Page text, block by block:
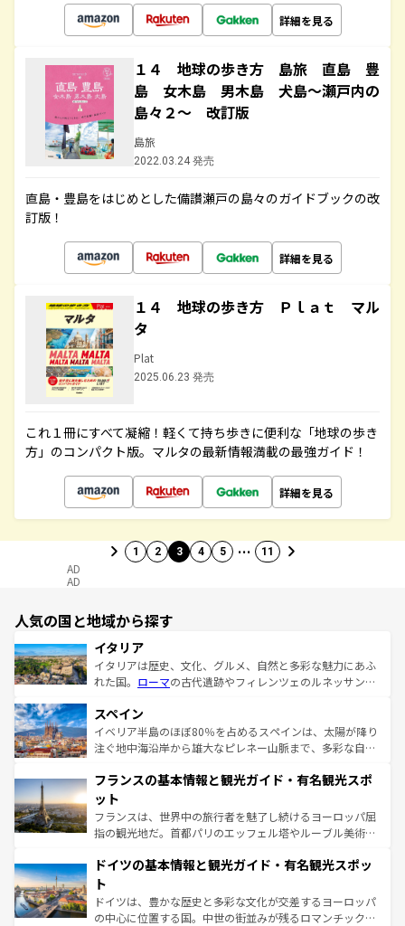
詳細を見る
１４ 地球の歩き方 島旅 直島 豊
島 女木島 男木島 犬島～瀬戸内の
島々２～ 改訂版
島旅
2022.03.24 発売
直島・豊島をはじめとした備讃瀬戸の島々のガイドブックの改
訂版！
詳細を見る
１４ 地球の歩き方 Ｐｌａｔ マル
タ
Plat
2025.06.23 発売
これ１冊にすべて凝縮！軽くて持ち歩きに便利な「地球の歩き
方」のコンパクト版。マルタの最新情報満載の最強ガイド！
詳細を見る
1 2 3 4 5 … 11
AD
AD
人気の国と地域から探す
イタリア
イタリアは歴史、文化、グルメ、自然と多彩な魅力にあふ
れた国。 ローマの古代遺跡やフィレンツェのルネッサンス
ろん、トスカーナの美しい田園風景やアマルフィ海岸の絶
景など、自然景観も見逃せない。観光の合間には、本場の
ピザやパスタなど、絶品のイタリア料理を堪能することも
ませてくれるイタリアで、忘れられない旅をしてみよう！
なお、新着のイタリア情報は
しい。
スペイン
イベリア半島のほぼ80％を占めるスペインは、太陽が降り
注ぐ地中海沿岸から雄大なピレネー山脈まで、多彩な自然
文化が根付くこの国では、情熱的なフラメンコ、熱気あふ
れる闘牛、そして美味しいタパスが生活の一部となってい
る。首都マドリードの洗練された雰囲気や、バルセロナの
アートに溢れた街角から、地方では古代ローマ遺跡や中世
せる。地方によって風土や気候が異なるスペインはその個
ンテンツ一覧 を参照してほしい。
フランスの基本情報と観光ガイド・有名観光スポ
ット
フランスは、世界中の旅行者を魅了し続けるヨーロッパ屈
指の観光地だ。首都パリのエッフェル塔やルーブル美術館
で、幅広い魅力が詰まっている。華麗な宮殿、歴史的な大
聖堂、美しいビーチ、そして豊かな自然が、訪れる者を心
から魅了する。また、フランスは美食の国としても知ら
れ、フランス料理はユネスコ無形文化遺産にも登録されて
ドイツの基本情報と観光ガイド・有名観光スポッ
ト
ドイツは、豊かな歴史と多彩な文化が交差するヨーロッパ
の中心に位置する国。中世の街並みが残るロマンチック街